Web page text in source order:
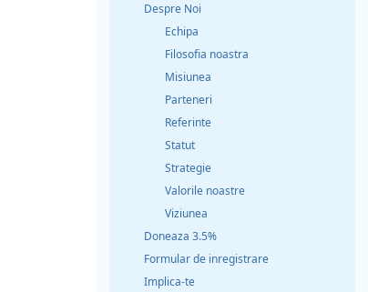
Despre Noi
Echipa
Filosofia noastra
Misiunea
Parteneri
Referinte
Statut
Strategie
Valorile noastre
Viziunea
Doneaza 3.5%
Formular de inregistrare
Implica-te